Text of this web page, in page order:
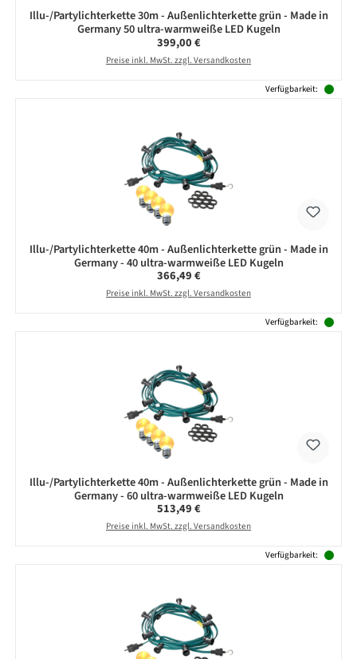
Illu-/Partylichterkette 30m - Außenlichterkette grün - Made in
Germany 50 ultra-warmweiße LED Kugeln
Regulärer Preis:
399,00 €
Preise inkl. MwSt. zzgl. Versandkosten
Verfügbarkeit:
Illu-/Partylichterkette 40m - Außenlichterkette grün - Made in
Germany - 40 ultra-warmweiße LED Kugeln
Regulärer Preis:
366,49 €
Preise inkl. MwSt. zzgl. Versandkosten
Verfügbarkeit:
Illu-/Partylichterkette 40m - Außenlichterkette grün - Made in
Germany - 60 ultra-warmweiße LED Kugeln
Regulärer Preis:
513,49 €
Preise inkl. MwSt. zzgl. Versandkosten
Verfügbarkeit: